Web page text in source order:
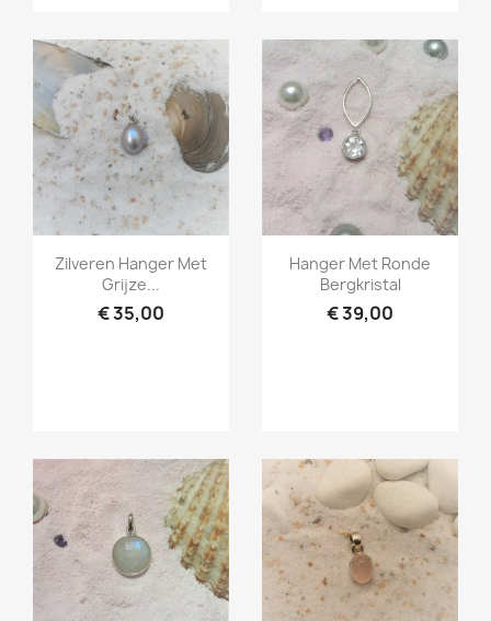
Snel bekijken
Zilveren Hanger Met
Grijze...
€ 35,00
Snel bekijken
Hanger Met Ronde
Bergkristal
€ 39,00